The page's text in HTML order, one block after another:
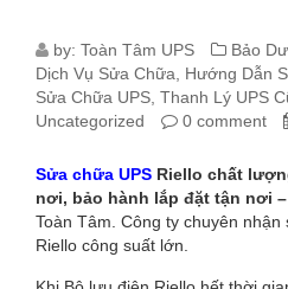
SỬA
CHỮA
RIELLO
CHẤT
by: Toàn Tâm UPS Bảo
Dịch Vụ Sửa Chữa
Hướng Dẫn
Sửa Chữa UPS Thanh Lý UPS
Uncategorized
0 comment
Sửa chữa UPS Riello chất
nơi, bảo hành lắp đặt tận nơi –
Toàn Tâm. Công ty chuyên
Riello công suất lớn.